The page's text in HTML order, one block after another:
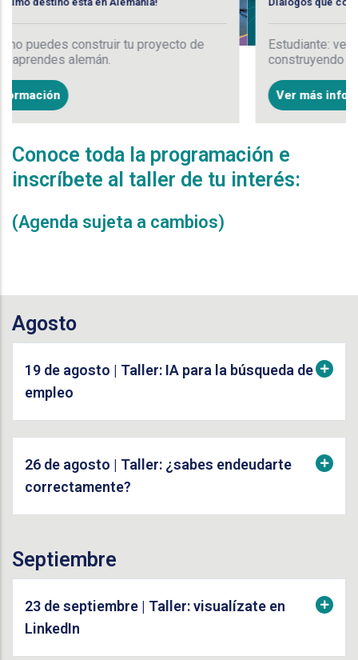
tu proyecto de
Estudiante: ven, comparte tus
construyendo la Universidad que
Ver más información
Conoce toda la programación e
inscríbete al taller de tu interés:
(Agenda sujeta a cambios)
Agosto
19 de agosto | Taller: IA para la búsqueda de
empleo
26 de agosto | Taller: ¿sabes endeudarte
correctamente?
Septiembre
23 de septiembre | Taller: visualízate en
LinkedIn